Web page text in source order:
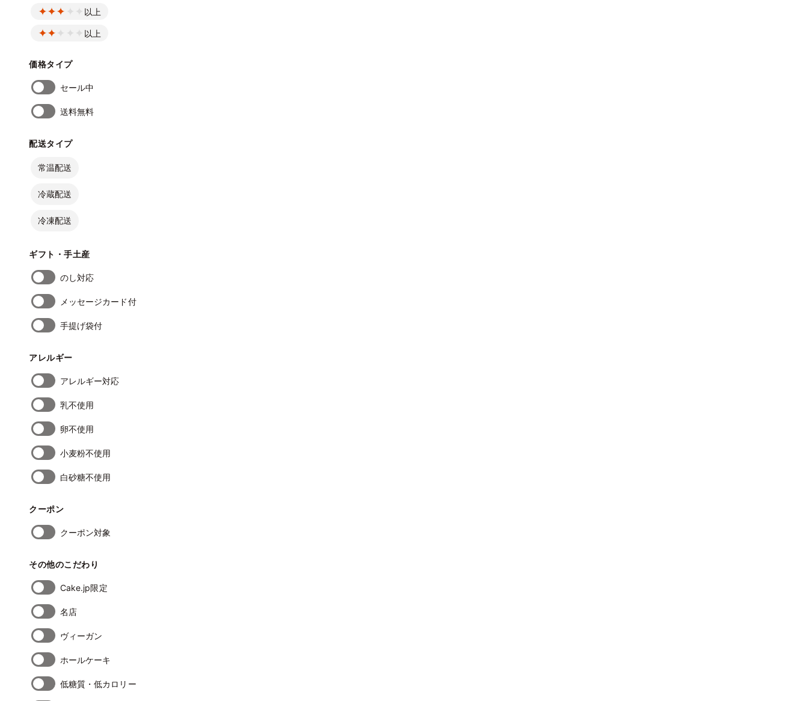
以上
以上
価格タイプ
セール中
送料無料
配送タイプ
常温配送
冷蔵配送
冷凍配送
ギフト・手土産
のし対応
メッセージカード付
手提げ袋付
アレルギー
アレルギー対応
乳不使用
卵不使用
小麦粉不使用
白砂糖不使用
クーポン
クーポン対象
その他のこだわり
Cake.jp限定
名店
ヴィーガン
ホールケーキ
低糖質・低カロリー